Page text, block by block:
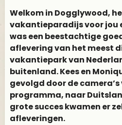
Welkom in Dogglywood,
vakantieparadijs voor jou
was een beestachtige
aflevering van het meest
vakantiepark van
buitenland. Kees en
gevolgd door de
programma, naar
grote succes kwamen er
afleveringen.